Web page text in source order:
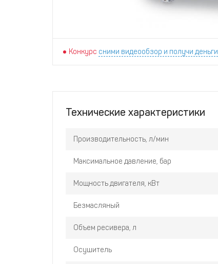
Конкурс сними видеообзор и получи деньги
Технические характеристики
Производительность, л/мин
Максимальное давление, бар
Мощность двигателя, кВт
Безмасляный
Объем ресивера, л
Осушитель